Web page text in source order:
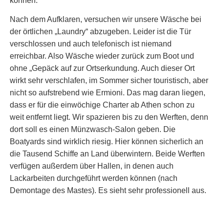
Nach dem Aufklaren, versuchen wir unsere Wäsche bei
der örtlichen „Laundry“ abzugeben. Leider ist die Tür
verschlossen und auch telefonisch ist niemand
erreichbar. Also Wäsche wieder zurück zum Boot und
ohne „Gepäck auf zur Ortserkundung. Auch dieser Ort
wirkt sehr verschlafen, im Sommer sicher touristisch, aber
nicht so aufstrebend wie Ermioni. Das mag daran liegen,
dass er für die einwöchige Charter ab Athen schon zu
weit entfernt liegt. Wir spazieren bis zu den Werften, denn
dort soll es einen Münzwasch-Salon geben. Die
Boatyards sind wirklich riesig. Hier können sicherlich an
die Tausend Schiffe an Land überwintern. Beide Werften
verfügen außerdem über Hallen, in denen auch
Lackarbeiten durchgeführt werden können (nach
Demontage des Mastes). Es sieht sehr professionell aus.